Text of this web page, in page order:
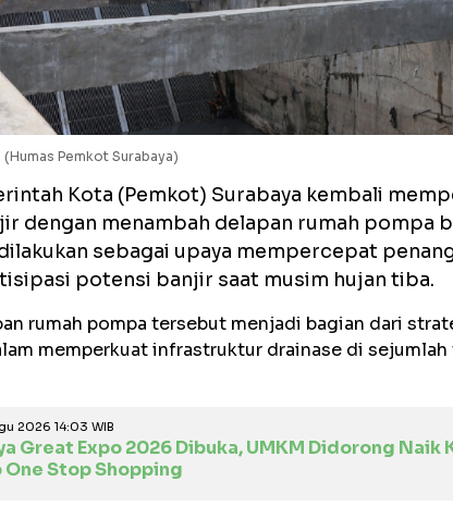
Pemkot Surabaya)
Kota (Pemkot) Surabaya kembali
dengan menambah delapan rumah pompa
sebagai upaya mempercepat
potensi banjir saat musim hujan tiba.
rumah pompa tersebut menjadi bagian dari
memperkuat infrastruktur drainase di
2026 14:03 WIB
Great Expo 2026 Dibuka, UMKM Didorong Naik
One Stop Shopping